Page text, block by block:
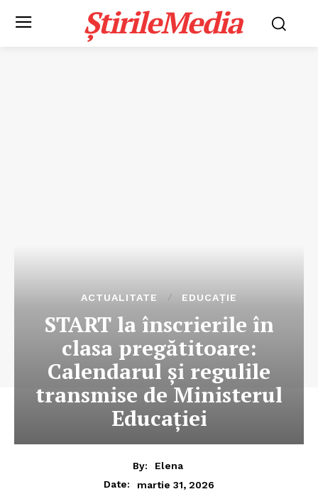
ȘtirileMedia
ACTUALITATE EDUCAȚIE
START la înscrierile în
clasa pregătitoare:
Calendarul și regulile
transmise de Ministerul
Educației
By:
Elena
Date:
martie 31, 2026